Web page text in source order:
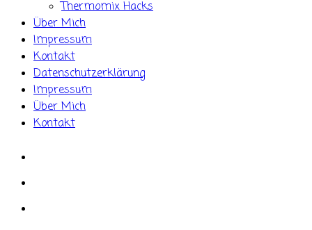
Thermomix Hacks
Über Mich
Impressum
Kontakt
Datenschutzerklärung
Impressum
Über Mich
Kontakt